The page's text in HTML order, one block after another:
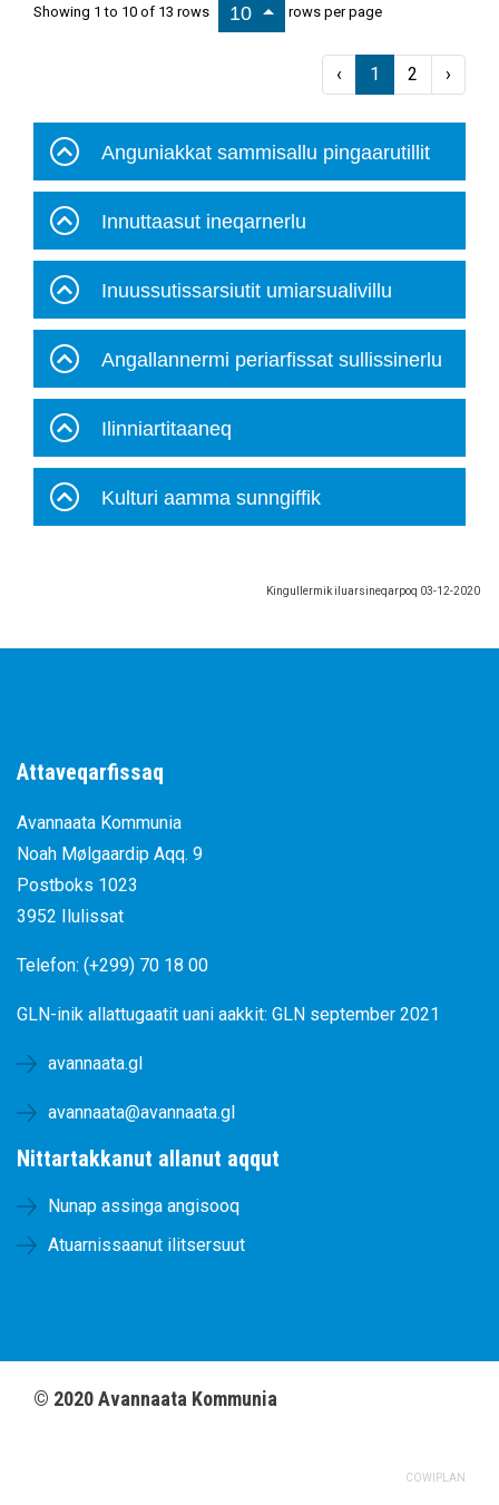
Showing 1 to 10 of 13 rows 10 rows per page
‹ 1 2 ›
Anguniakkat sammisallu pingaarutillit
Innuttaasut ineqarnerlu
Inuussutissarsiutit umiarsualivillu
Angallannermi periarfissat sullissinerlu
Ilinniartitaaneq
Kulturi aamma sunngiffik
Kingullermik iluarsineqarpoq 03-12-2020
Attaveqarfissaq
Avannaata Kommunia
Noah Mølgaardip Aqq. 9
Postboks 1023
3952 Ilulissat
Telefon: (+299) 70 18 00
GLN-inik allattugaatit uani aakkit: GLN september 2021
avannaata.gl
avannaata@avannaata.gl
Nittartakkanut allanut aqqut
Nunap assinga angisooq
Atuarnissaanut ilitsersuut
© 2020Avannaata Kommunia
COWIPLAN